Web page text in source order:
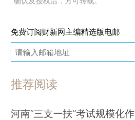
免费订阅财新网主编精选版电邮
推荐阅读
河南“三支一扶”考试规模化作